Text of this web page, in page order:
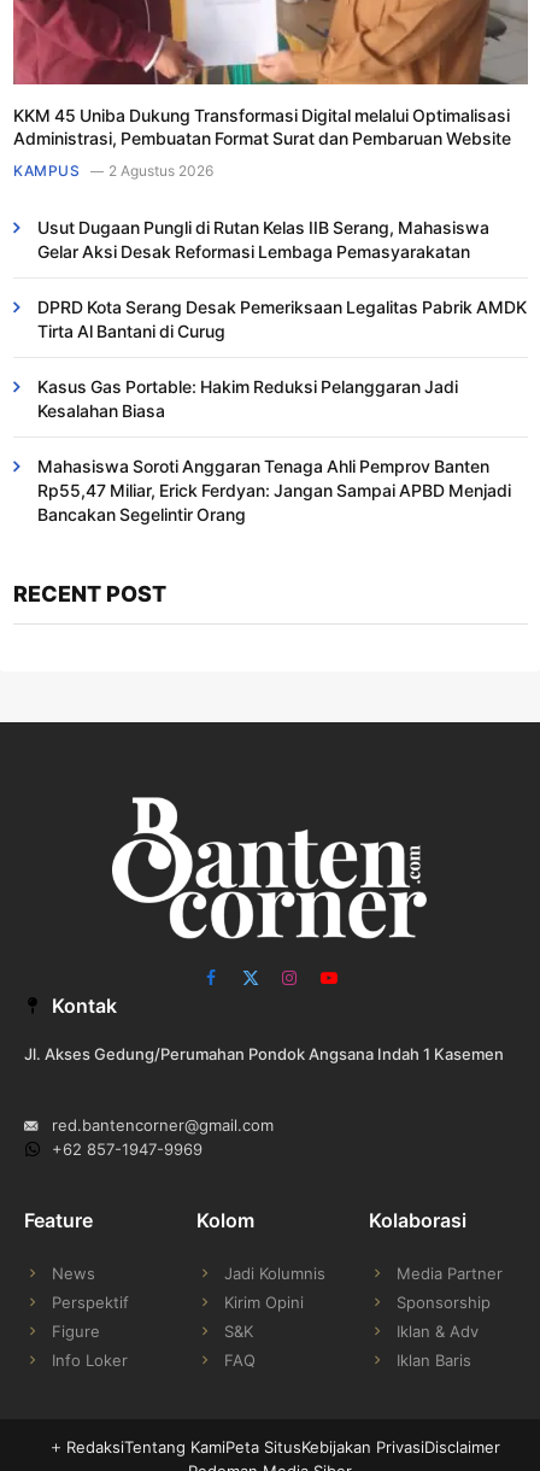
KKM 45 Uniba Dukung Transformasi Digital melalui Optimalisasi
Administrasi, Pembuatan Format Surat dan Pembaruan Website
KAMPUS 2 Agustus 2026
Usut Dugaan Pungli di Rutan Kelas IIB Serang, Mahasiswa
Gelar Aksi Desak Reformasi Lembaga Pemasyarakatan
DPRD Kota Serang Desak Pemeriksaan Legalitas Pabrik AMDK
Tirta Al Bantani di Curug
Kasus Gas Portable: Hakim Reduksi Pelanggaran Jadi
Kesalahan Biasa ​
Mahasiswa Soroti Anggaran Tenaga Ahli Pemprov Banten
Rp55,47 Miliar, Erick Ferdyan: Jangan Sampai APBD Menjadi
Bancakan Segelintir Orang
RECENT POST
Facebook
X
InstagramYouTube
Kontak
Jl. Akses Gedung/Perumahan Pondok Angsana Indah 1 Kasemen
red.bantencorner@gmail.com
+62 857-1947-9969
Feature
News
Perspektif
Figure
Info Loker
Kolom
Jadi Kolumnis
Kirim Opini
S&K
FAQ
Kolaborasi
Media Partner
Sponsorship
Iklan & Adv
Iklan Baris
RedaksiTentang KamiPeta SitusKebijakan PrivasiDisclaimer